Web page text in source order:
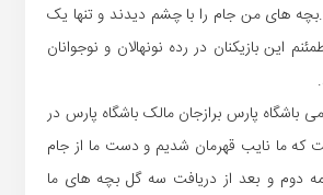
های من جام را با چشم دیدند و تنها یک
این بازیکنان در رده نونهالان و نوجوانان
باشگاه پارس برازجان مالک باشگاه پارس در
که ما نایب قهرمان شدیم و دست ما از جام
دوم و بعد از دریافت سه گل بچه های ما